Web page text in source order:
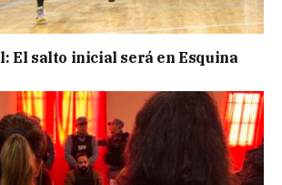
El salto inicial será en Esquina